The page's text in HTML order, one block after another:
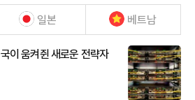
일본 베트남
이 움켜쥔 새로운 전략자